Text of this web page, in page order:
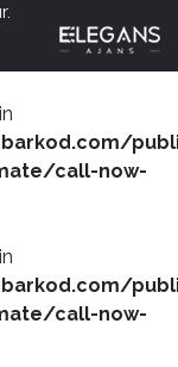
call-now-
call-now-